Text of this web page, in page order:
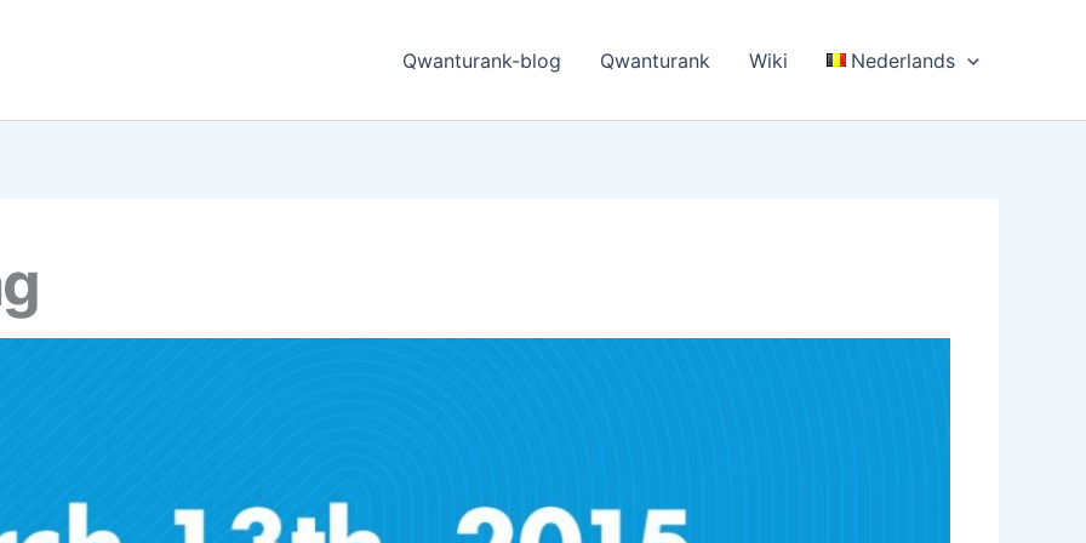
Qwanturank-blog Qwanturank Wiki Nederlands